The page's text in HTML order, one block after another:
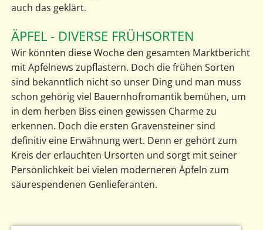
auch das geklärt.
ÄPFEL - DIVERSE FRÜHSORTEN
Wir könnten diese Woche den gesamten Marktbericht
mit Apfelnews zupflastern. Doch die frühen Sorten
sind bekanntlich nicht so unser Ding und man muss
schon gehörig viel Bauernhofromantik bemühen, um
in dem herben Biss einen gewissen Charme zu
erkennen. Doch die ersten Gravensteiner sind
definitiv eine Erwähnung wert. Denn er gehört zum
Kreis der erlauchten Ursorten und sorgt mit seiner
Persönlichkeit bei vielen moderneren Äpfeln zum
säurespendenen Genlieferanten.